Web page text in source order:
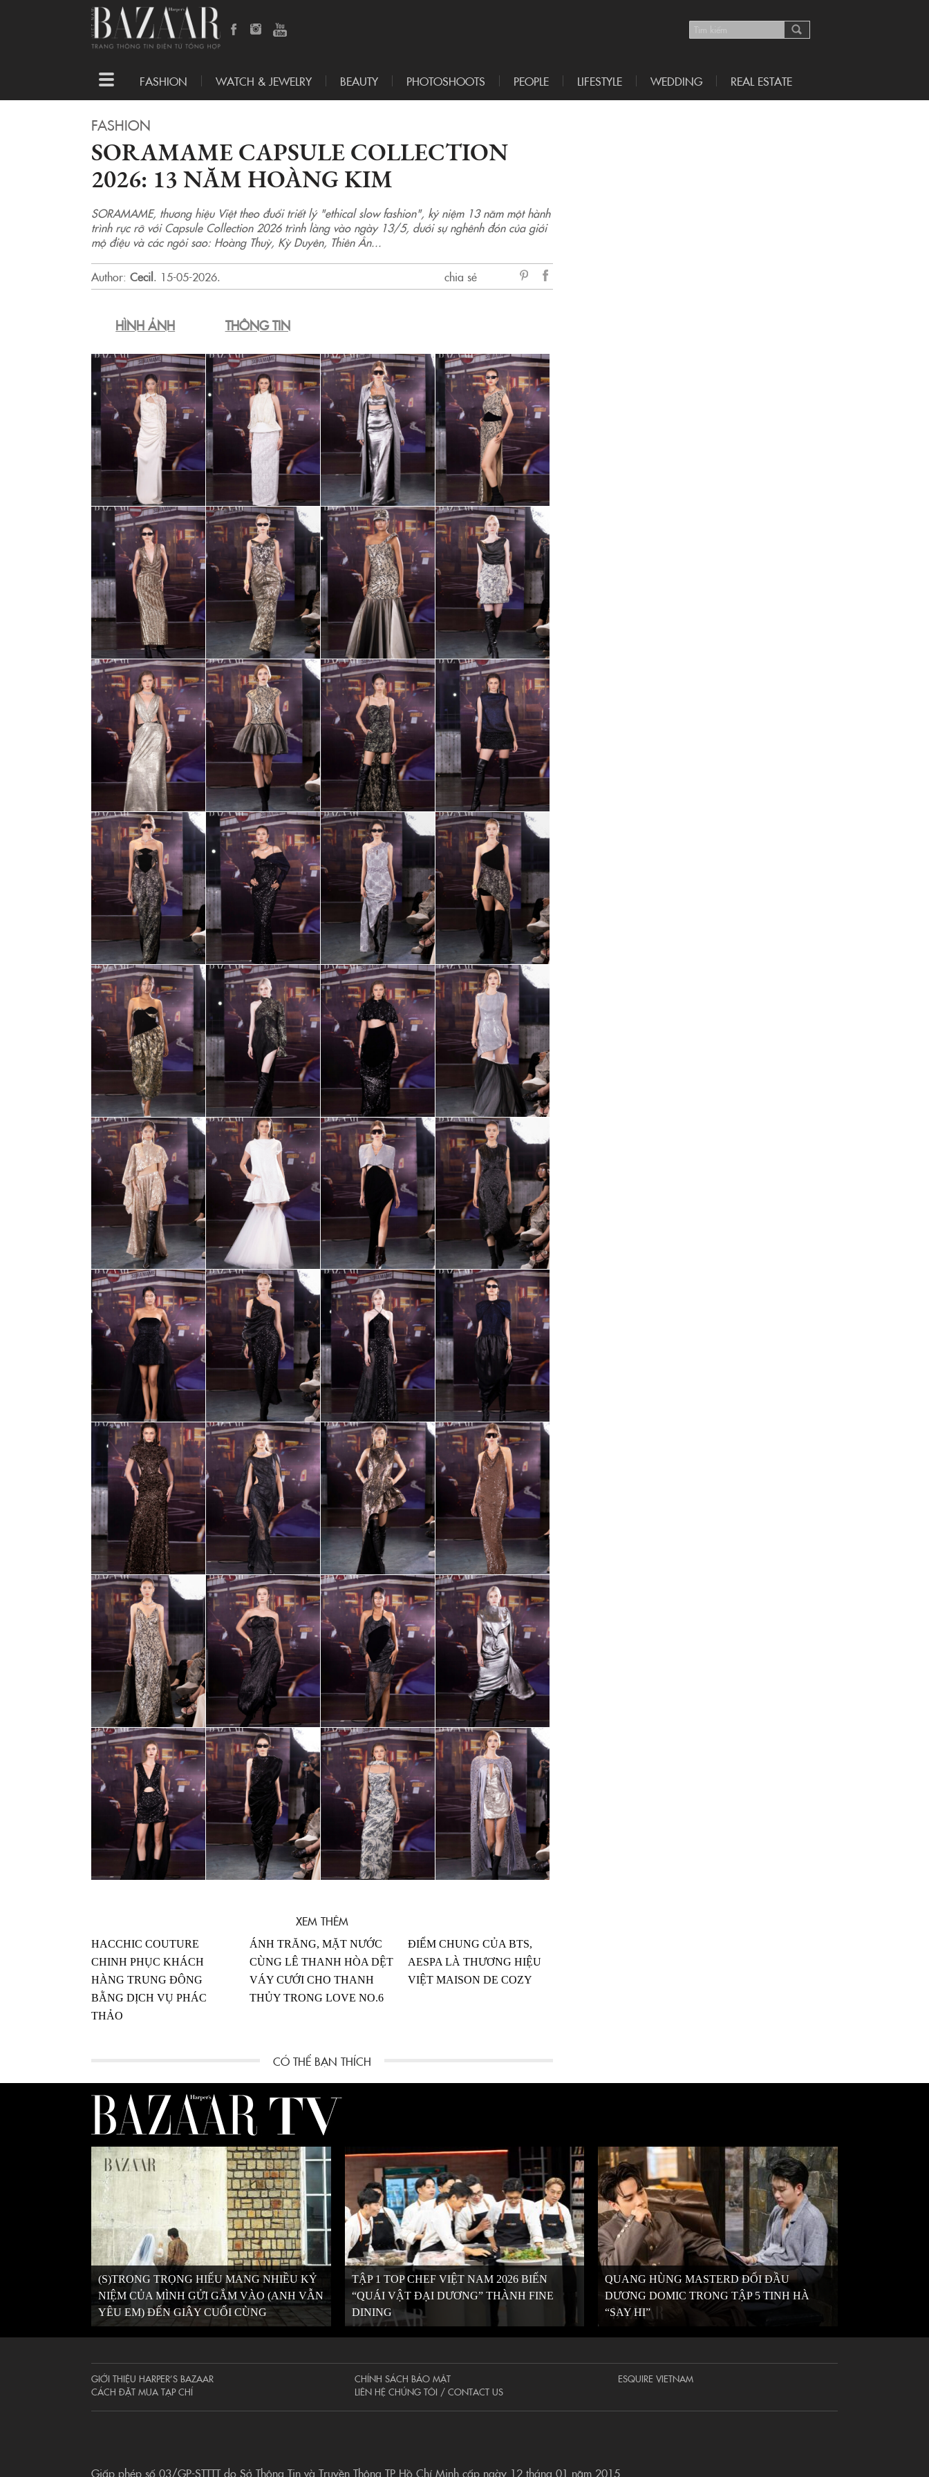
Toggle
navigation
FASHION WATCH & JEWELRY BEAUTY PHOTOSHOOTS PEOPLE LIFESTYLE WEDDING REAL ESTATE
FASHION
SORAMAME CAPSULE COLLECTION
2026: 13 NĂM HOÀNG KIM
SORAMAME, thương hiệu Việt theo đuổi triết lý "ethical slow fashion", kỷ niệm 13 năm một hành
trình rực rỡ với Capsule Collection 2026 trình làng vào ngày 13/5, dưới sự nghênh đón của giới
mộ điệu và các ngôi sao: Hoàng Thuỳ, Kỳ Duyên, Thiên Ân...
Author: Cecil. 15-05-2026.
chia sẻ
HÌNH ẢNH THÔNG TIN
XEM THÊM
HACCHIC COUTURE
CHINH PHỤC KHÁCH
HÀNG TRUNG ĐÔNG
BẰNG DỊCH VỤ PHÁC
THẢO
ÁNH TRĂNG, MẶT NƯỚC
CÙNG LÊ THANH HÒA DỆT
VÁY CƯỚI CHO THANH
THỦY TRONG LOVE NO.6
ĐIỂM CHUNG CỦA BTS,
AESPA LÀ THƯƠNG HIỆU
VIỆT MAISON DE COZY
(S)TRONG TRỌNG HIẾU MANG NHIỀU KỶ
NIỆM CỦA MÌNH GỬI GẮM VÀO (ANH VẪN
YÊU EM) ĐẾN GIÂY CUỐI CÙNG
TẬP 1 TOP CHEF VIỆT NAM 2026 BIẾN
“QUÁI VẬT ĐẠI DƯƠNG” THÀNH FINE
DINING
QUANG HÙNG MASTERD ĐỐI ĐẦU
DƯƠNG DOMIC TRONG TẬP 5 TINH HÀ
“SAY HI”
GIỚI THIỆU HARPER’S BAZAAR
CÁCH ĐẶT MUA TẠP CHÍ
CHÍNH SÁCH BẢO MẬT
LIÊN HỆ CHÚNG TÔI / CONTACT US
ESQUIRE VIETNAM
Giấp phép số 03/GP-STTTT do Sở Thông Tin và Truyền Thông TP Hồ Chí Minh cấp ngày 12 tháng 01 năm 2015